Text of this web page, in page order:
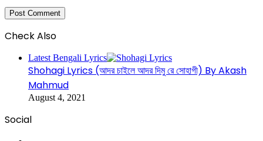
Check Also
Latest Bengali Lyrics
Shohagi Lyrics (আদর চাইলে আদর দিমু রে সোহাগী) By Akash
Mahmud
August 4, 2021
Social